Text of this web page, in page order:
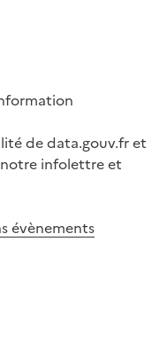
de data.gouv.fr et
notre infolettre et
évènements